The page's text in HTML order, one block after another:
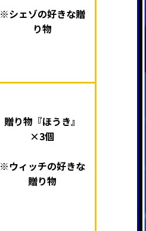
※シェゾの好きな贈
り物
贈り物『ほうき』
×3個
※ウィッチの好きな
贈り物